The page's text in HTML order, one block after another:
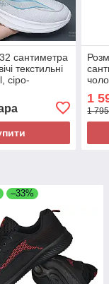
сантиметра
текстильні
сіро-
1
1
–33%